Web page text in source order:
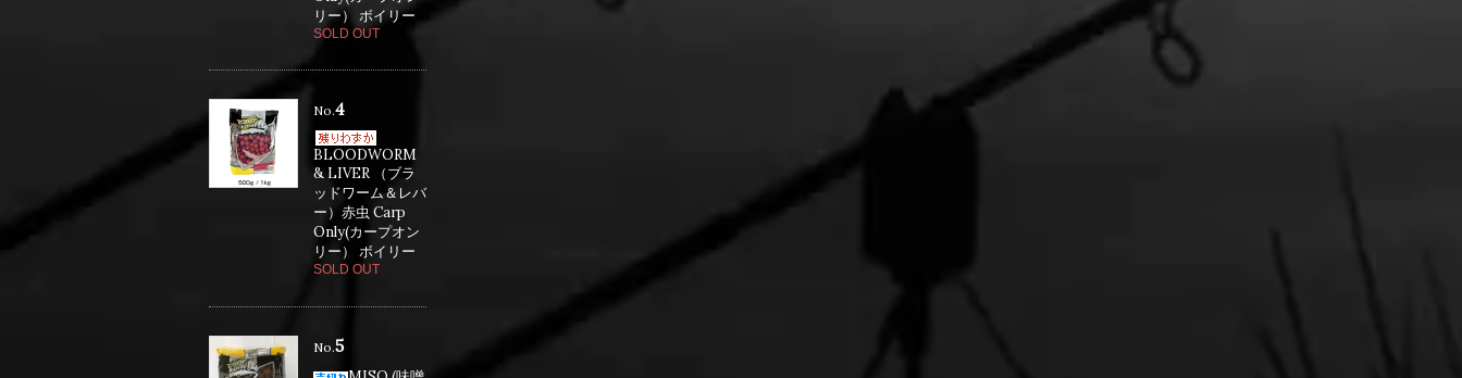
リー） ボイリー
SOLD OUT
No.4
BLOODWORM
& LIVER （ブラ
ッドワーム＆レバ
ー）赤虫 Carp
Only(カープオン
リー） ボイリー
SOLD OUT
No.5